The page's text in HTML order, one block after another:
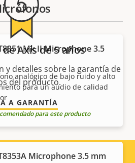
Mk II Microphone 3.5
analógico de bajo ruido y alto
para un audio de calidad
para este producto
Microphone 3.5 mm
Axis de 5 años
y detalles sobre la garantía de
del producto.
A GARANTÍA